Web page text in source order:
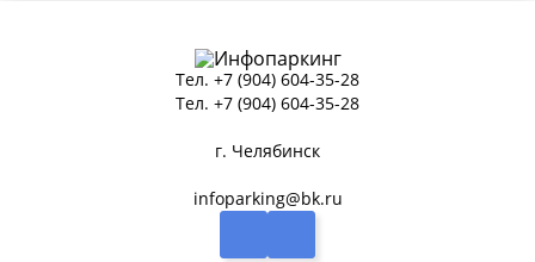
Тел. +7 (904) 604-35-28
Тел. +7 (904) 604-35-28
г. Челябинск
infoparking@bk.ru